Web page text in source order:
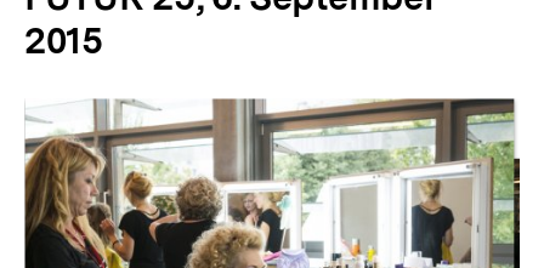
2015
Inhaltskarussell
überspringen